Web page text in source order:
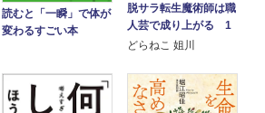
読むと「一瞬」で体が
変わるすごい本
脱サラ転生魔術師は職
人芸で成り上がる 1
どらねこ 姐川